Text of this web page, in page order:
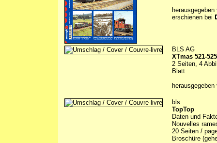
erschienen bei
BLS AG
XTmas 521-
2 Seiten, 4
Blatt
bls
TopTop
Daten und
Nouvelles
20 Seiten /
Broschüre